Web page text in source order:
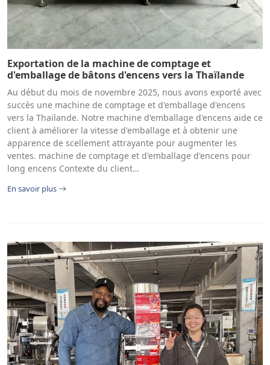
Exportation de la machine de comptage et
d'emballage de bâtons d'encens vers la Thaïlande
Au début du mois de novembre 2025, nous avons exporté avec
succès une machine de comptage et d'emballage d'encens
vers la Thaïlande. Notre machine d'emballage d'encens aide ce
client à améliorer la vitesse d'emballage et à obtenir une
apparence de scellement attrayante pour augmenter les
ventes. machine de comptage et d'emballage d'encens pour
long encens Contexte du client…
En savoir plus